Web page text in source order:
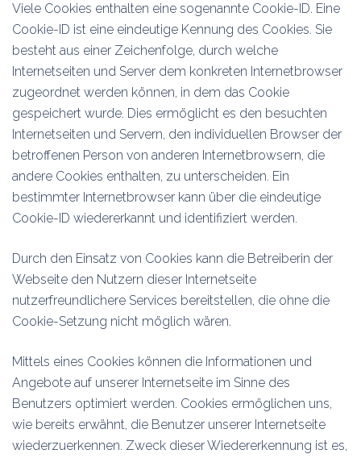
Viele Cookies enthalten eine sogenannte Cookie-ID. Eine
Cookie-ID ist eine eindeutige Kennung des Cookies. Sie
besteht aus einer Zeichenfolge, durch welche
Internetseiten und Server dem konkreten Internetbrowser
zugeordnet werden können, in dem das Cookie
gespeichert wurde. Dies ermöglicht es den besuchten
Internetseiten und Servern, den individuellen Browser der
betroffenen Person von anderen Internetbrowsern, die
andere Cookies enthalten, zu unterscheiden. Ein
bestimmter Internetbrowser kann über die eindeutige
Cookie-ID wiedererkannt und identifiziert werden.
Durch den Einsatz von Cookies kann die Betreiberin der
Webseite den Nutzern dieser Internetseite
nutzerfreundlichere Services bereitstellen, die ohne die
Cookie-Setzung nicht möglich wären.
Mittels eines Cookies können die Informationen und
Angebote auf unserer Internetseite im Sinne des
Benutzers optimiert werden. Cookies ermöglichen uns,
wie bereits erwähnt, die Benutzer unserer Internetseite
wiederzuerkennen. Zweck dieser Wiedererkennung ist es,